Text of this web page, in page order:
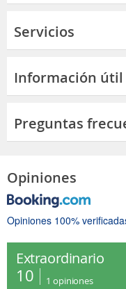
Servicios
Información útil
Preguntas
Opiniones
Opiniones 100%
Extraordinario
10 1 opiniones